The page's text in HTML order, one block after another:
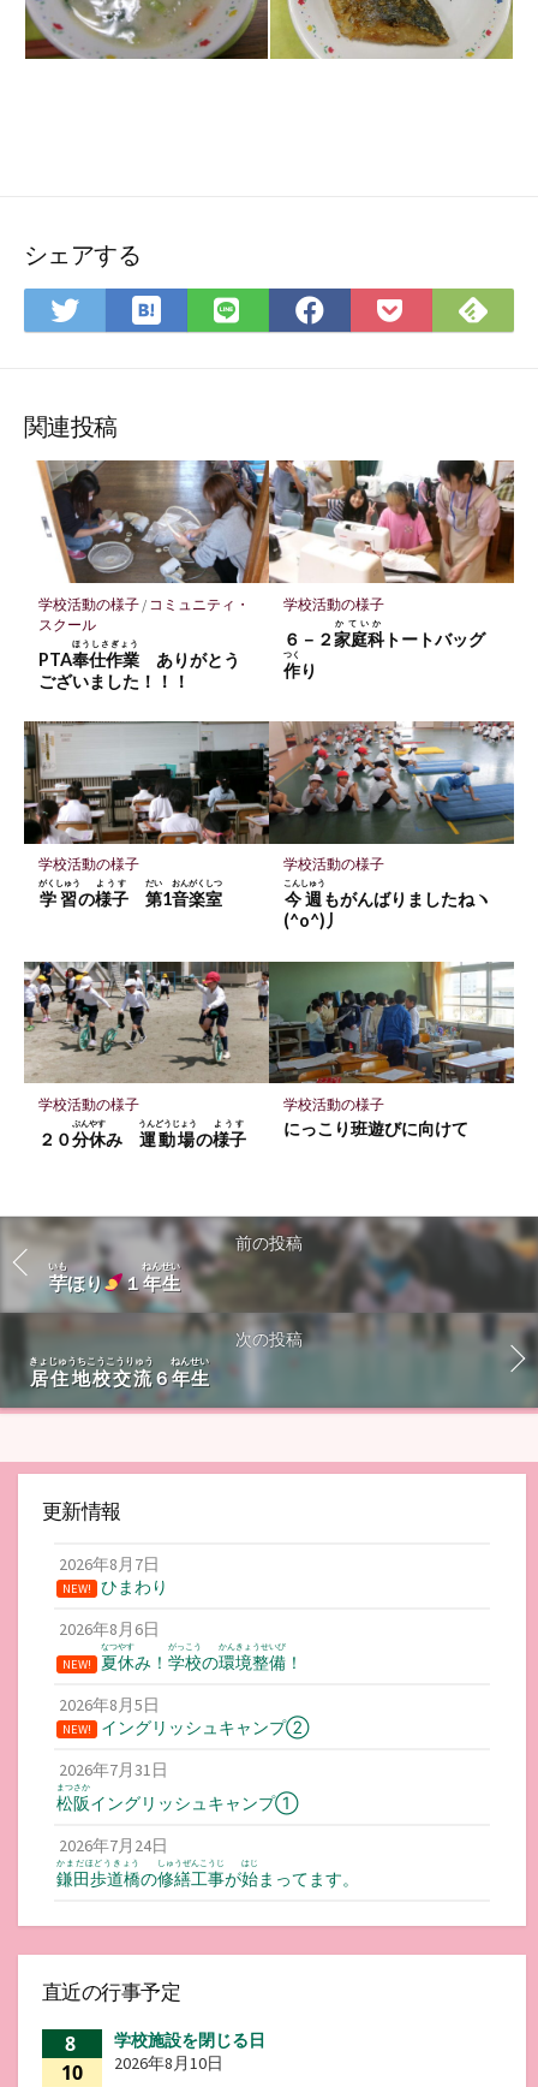
シェアする
Twitter
ェ
ア
は
ッ
ク
マ
ー
ク
に
保
存
LINE
ア
Facebook
ア
Pocket
Feedly
関連投稿
学校活動の様子/ コミュニティ・
スクール
PTA奉仕作業
ほうしさぎょう
ありがとう
ございました！！！
学校活動の様子
６－２家庭科
かていか
トートバッグ
作
つく
り
学校活動の様子
学習
がくしゅう
の様子
ようす
第
だい
1音楽室
おんがくしつ
学校活動の様子
今週
こんしゅう
もがんばりましたねヽ
(^o^)丿
学校活動の様子
２０分休
ぷんやす
み 運動場
うんどうじょう
の様子
ようす
学校活動の様子
にっこり班遊びに向けて
前の投稿
芋
いも
ほり １年生
ねんせい
次の投稿
居住地校交流
きょじゅうちこうこうりゅう
６年生
ねんせい
更新情報
2026年8月7日
NEW!
ひまわり
2026年8月6日
NEW! 夏休
なつやす
み！ 学校
がっこう
の環境整備
かんきょうせいび
！
2026年8月5日
NEW!
イングリッシュキャンプ②
2026年7月31日
松阪
まつさか
イングリッシュキャンプ①
2026年7月24日
鎌田歩道橋
かまだほどうきょう
の修繕工事
しゅうぜんこうじ
が始
はじ
まってます。
直近の行事予定
8
10
学校施設を閉じる日
2026年8月10日